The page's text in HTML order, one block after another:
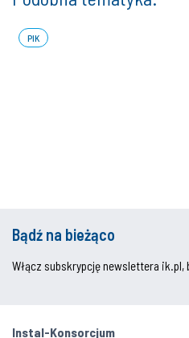
PIK
Bądź na bieżąco
Włącz subskrypcję newslettera
Instal-Konsorcjum